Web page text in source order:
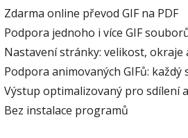
Zdarma online převod GIF na PDF
Podpora jednoho i více GIF
Nastavení stránky: velikost, okraje
Podpora animovaných GIFů:
Výstup optimalizovaný pro sdílení
Bez instalace programů